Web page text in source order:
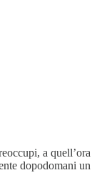
a quell’ora
dopodomani un